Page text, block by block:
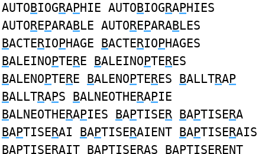
AUTOBIOGRAPHIE AUTOBIOGRAPHIES
AUTOREPARABLE AUTOREPARABLES
BACTERIOPHAGE BACTERIOPHAGES
BALEINOPTERE BALEINOPTERES
BALENOPTERE BALENOPTERES BALLTRAP
BALLTRAPS BALNEOTHERAPIE
BALNEOTHERAPIES BAPTISER BAPTISERA
BAPTISERAI BAPTISERAIENT BAPTISERAIS
BAPTISERAIT BAPTISERAS BAPTISERENT